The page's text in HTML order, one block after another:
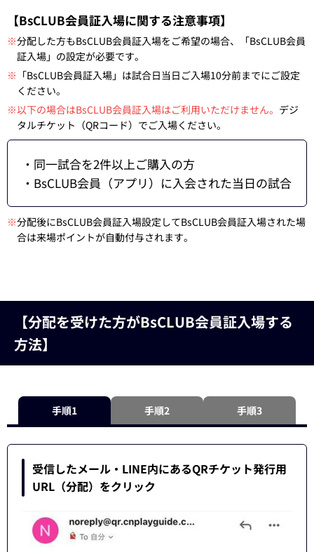
【BsCLUB会員証入場に関する注意事項】
※分配した方もBsCLUB会員証入場をご希望の場合、「BsCLUB会員
証入場」の設定が必要です。
※ 「BsCLUB会員証入場」は試合日当日ご入場10分前までにご設定
ください。
※以下の場合はBsCLUB会員証入場はご利用いただけません。 デジ
タルチケット（QRコード）でご入場ください。
・同一試合を2件以上ご購入の方
・BsCLUB会員（アプリ）に入会された当日の試合
※分配後にBsCLUB会員証入場設定してBsCLUB会員証入場された場
合は来場ポイントが自動付与されます。
【分配を受けた方がBsCLUB会員証入場する
方法】
手順1 手順2 手順3
受信したメール・LINE内にあるQRチケット発行用
URL（分配）をクリック